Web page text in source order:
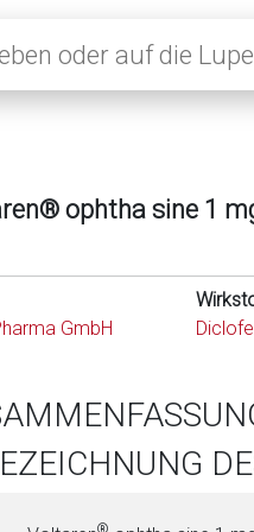
ophtha sine 1
GmbH